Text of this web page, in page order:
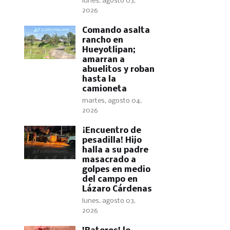
2026
Comando asalta
rancho en
Hueyotlipan;
amarran a
abuelitos y roban
hasta la
camioneta
martes, agosto 04,
2026
​¡Encuentro de
pesadilla! Hijo
halla a su padre
masacrado a
golpes en medio
del campo en
Lázaro Cárdenas
lunes, agosto 03,
2026